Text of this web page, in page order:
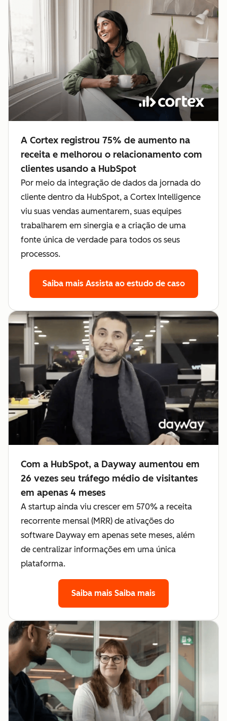
A Cortex registrou 75% de aumento na
receita e melhorou o relacionamento com
clientes usando a HubSpot
Por meio da integração de dados da jornada do
cliente dentro da HubSpot, a Cortex Intelligence
viu suas vendas aumentarem, suas equipes
trabalharem em sinergia e a criação de uma
fonte única de verdade para todos os seus
processos.
Saiba mais Assista ao estudo de caso
Com a HubSpot, a Dayway aumentou em
26 vezes seu tráfego médio de visitantes
em apenas 4 meses
A startup ainda viu crescer em 570% a receita
recorrente mensal (MRR) de ativações do
software Dayway em apenas sete meses, além
de centralizar informações em uma única
plataforma.
Saiba mais Saiba mais